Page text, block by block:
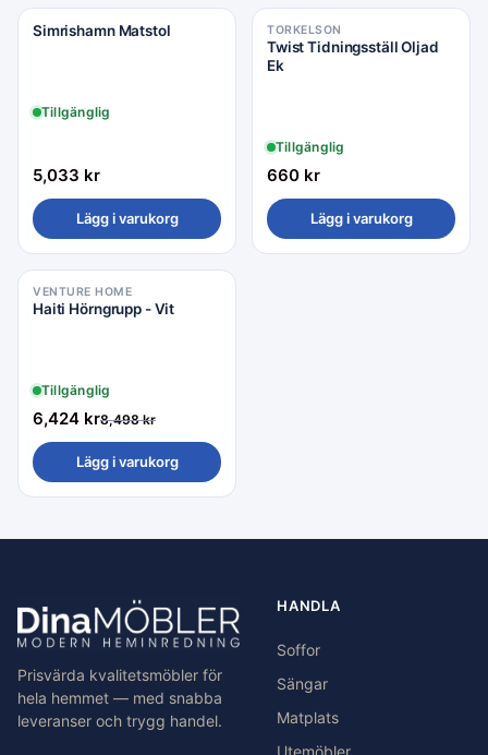
Simrishamn Matstol
Tillgänglig
5,033 kr
Lägg i varukorg
TORKELSON
Twist Tidningsställ Oljad
Ek
Tillgänglig
660 kr
Lägg i varukorg
Rea −24%
VENTURE HOME
Haiti Hörngrupp - Vit
Tillgänglig
6,424 kr8,498kr
Lägg i varukorg
Prisvärda kvalitetsmöbler för
hela hemmet — med snabba
leveranser och trygg handel.
HANDLA
Soffor
Sängar
Matplats
Utemöbler